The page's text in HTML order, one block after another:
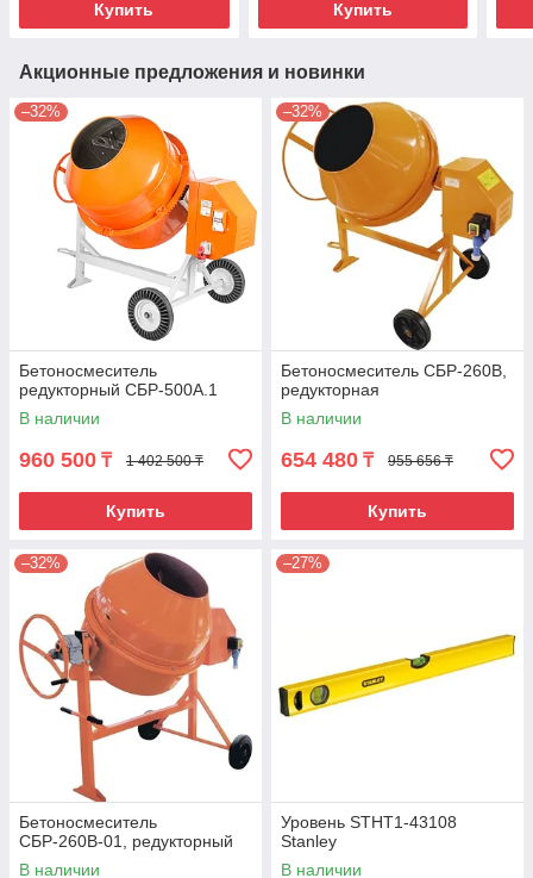
Купить Купить
Акционные предложения и новинки
–32%
Бетоносмеситель
редукторный СБР-500А.1
В наличии
960 500 ₸ 1 402 500 ₸
Купить
–32%
Бетоносмеситель СБР-260В,
редукторная
В наличии
654 480 ₸ 955 656 ₸
Купить
–32%
Бетоносмеситель
СБР-260В-01, редукторный
В наличии
–27%
Уровень STHT1-43108
Stanley
В наличии